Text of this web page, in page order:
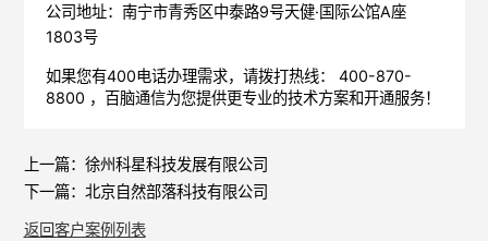
公司地址：南宁市青秀区中泰路9号天健·国际公馆A座
1803号
如果您有400电话办理需求，请拨打热线： 400-870-
8800 ， 百脑通信为您提供更专业的技术方案和开通服务！
上一篇： 徐州科星科技发展有限公司
下一篇： 北京自然部落科技有限公司
返回客户案例列表